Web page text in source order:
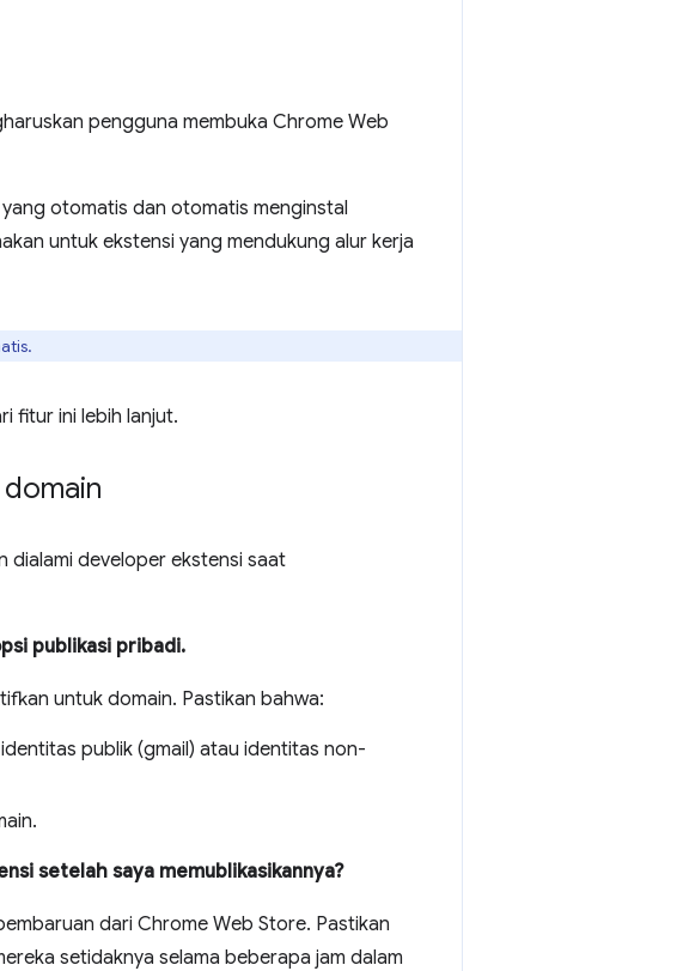
pengguna membuka Chrome Web
otomatis dan otomatis menginstal
untuk ekstensi yang mendukung alur kerja
fitur ini lebih lanjut.
dialami developer ekstensi saat
publikasi pribadi.
untuk domain. Pastikan bahwa:
publik (gmail) atau identitas non-
setelah saya memublikasikannya?
dari Chrome Web Store. Pastikan
setidaknya selama beberapa jam dalam